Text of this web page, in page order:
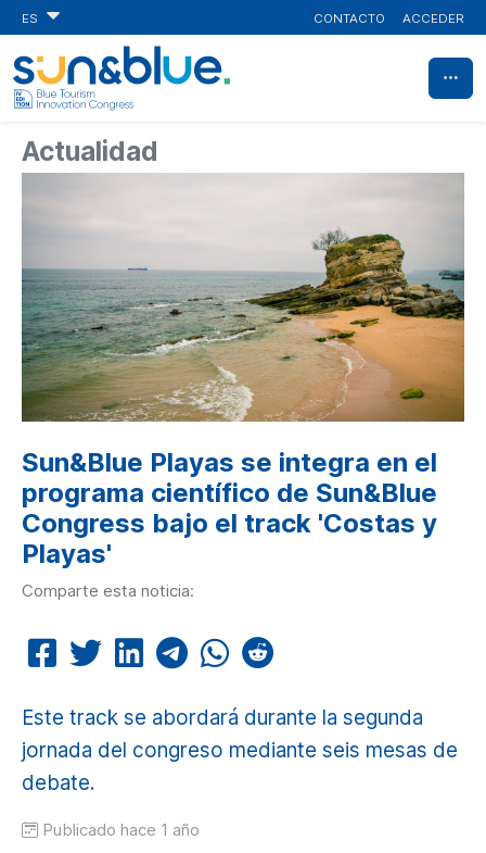
ES CONTACTO ACCEDER
Actualidad
Sun&Blue Playas se integra en el
programa científico de Sun&Blue
Congress bajo el track 'Costas y
Playas'
Comparte esta noticia:
Este track se abordará durante la segunda
jornada del congreso mediante seis mesas de
debate.
Publicado hace 1 año